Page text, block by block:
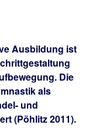
Ausbildung ist
Die
als
und
(Pöhlitz 2011).